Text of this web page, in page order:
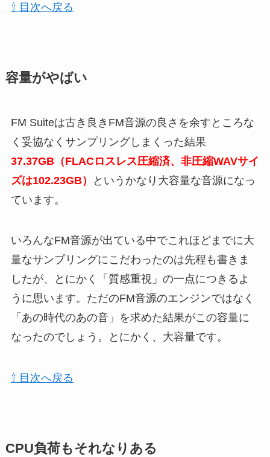
⇧ 目次へ戻る
容量がやばい
FM Suiteは古き良きFM音源の良さを余すところな
く妥協なくサンプリングしまくった結果
37.37GB（FLACロスレス圧縮済、非圧縮WAVサイ
ズは102.23GB）
というかなり大容量な音源になっ
ています。
いろんなFM音源が出ている中でこれほどまでに大
量なサンプリングにこだわったのは先程も書きま
したが、とにかく「質感重視」の一点につきるよ
うに思います。ただのFM音源のエンジンではなく
「あの時代のあの音」を求めた結果がこの容量に
なったのでしょう。とにかく、大容量です。
⇧ 目次へ戻る
CPU負荷もそれなりある